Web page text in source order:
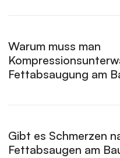
Warum muss man
Fettabsaugung am
Gibt es Schmerzen
Fettabsaugen am